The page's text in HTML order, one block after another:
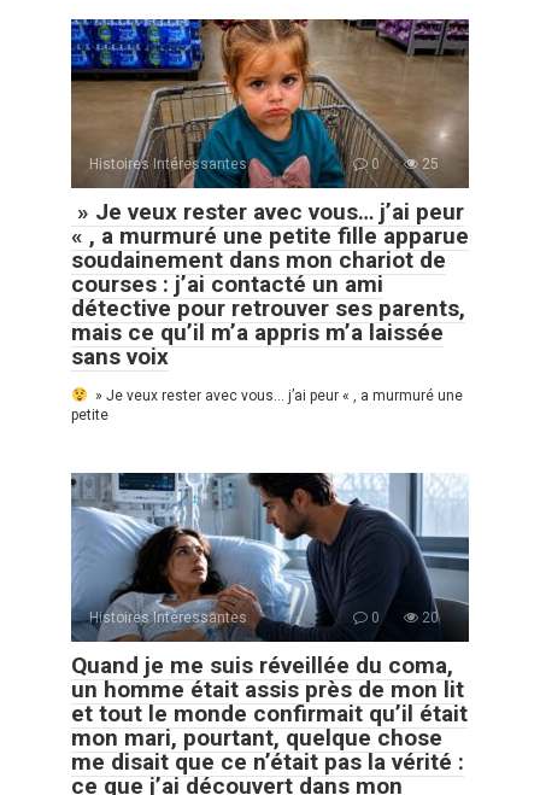
Histoires Intéressantes 0 25
» Je veux rester avec vous… j’ai peur
« , a murmuré une petite fille apparue
soudainement dans mon chariot de
courses : j’ai contacté un ami
détective pour retrouver ses parents,
mais ce qu’il m’a appris m’a laissée
sans voix
» Je veux rester avec vous… j’ai peur « , a murmuré une
petite
Histoires Intéressantes 0 20
Quand je me suis réveillée du coma,
un homme était assis près de mon lit
et tout le monde confirmait qu’il était
mon mari, pourtant, quelque chose
me disait que ce n’était pas la vérité :
ce que j’ai découvert dans mon